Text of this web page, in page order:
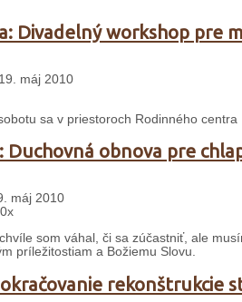
Divadelný workshop pre
máj 2010
sa v priestoroch Rodinného
Duchovná obnova pre
máj 2010
som váhal, či sa zúčastniť, ale
príležitostiam a Božiemu Slovu.
rekonštrukcie